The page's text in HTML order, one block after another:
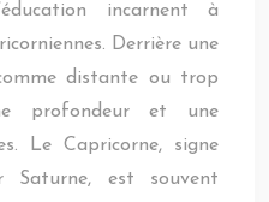
incarnent à
Derrière une
distante ou trop
profondeur et une
Le Capricorne, signe
Saturne, est souvent